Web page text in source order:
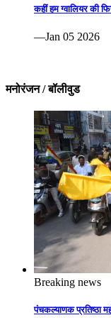
कहीं हम ग्वालियर की
—Jan 05 2026
मनोरंजन / बॉलीवुड
Breaking news
पंचकल्याणक प्रतिष्ठा